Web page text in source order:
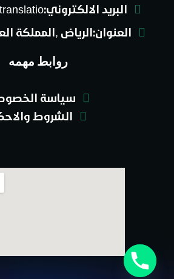
البريد الالكتروني:info@white-s-translatio
العنوان:الرياض ,المملكة
روابط مهمه
سياسة
الشروط